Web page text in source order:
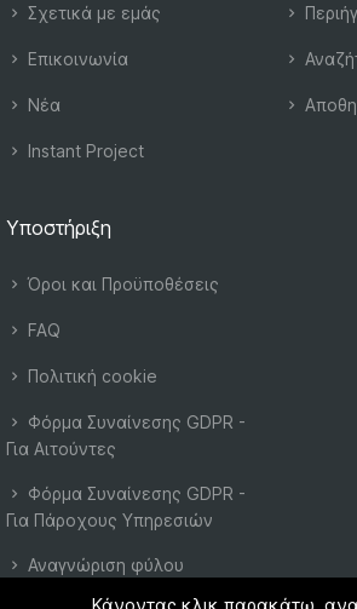
Σχετικά με εμάς
Επικοινωνία
Νέα
Instant Project
Υποστήριξη
Όροι και Προϋποθέσεις
FAQ
Πολιτική cookie
Φόρμα Συναίνεσης GDPR -
Για Αιτούντες
Φόρμα Συναίνεσης GDPR -
Για Πάροχους Υπηρεσιών
Αναγνώριση φύλου